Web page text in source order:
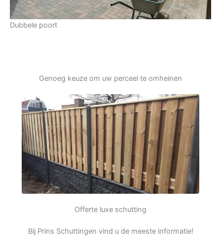
Dubbele poort
Genoeg keuze om uw perceel te omheinen
Offerte luxe schutting
Bij Prins Schuttingen vind u de meeste informatie!